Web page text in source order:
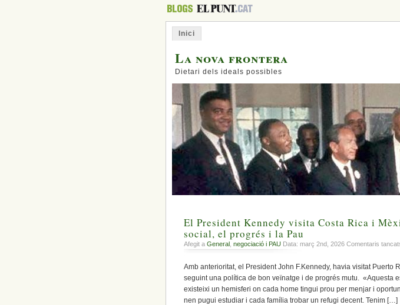
Inici
La nova frontera
Dietari dels ideals possibles
El President Kennedy visita Costa Rica i
social, el progrés i la Pau
Afegit a General negociació i PAU Data: març 2nd, 2026 Comentaris
Amb anterioritat, el President John F.Kennedy, havia visitat Puerto
seguint una política de bon veïnatge i de progrés mutu. «Aquesta
existeixi un hemisferi on cada home tingui prou per menjar i
nen pugui estudiar i cada família trobar un refugi decent. Tenim […]